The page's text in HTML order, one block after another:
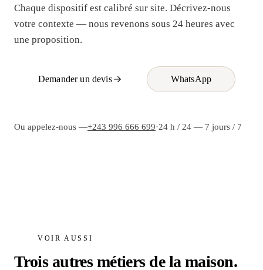
Chaque dispositif est calibré sur site. Décrivez-nous
votre contexte — nous revenons sous 24 heures avec
une proposition.
Demander un devis WhatsApp
Ou appelez-nous —+243 996 666 699·24 h / 24 — 7 jours / 7
VOIR AUSSI
Trois autres métiers de la maison.